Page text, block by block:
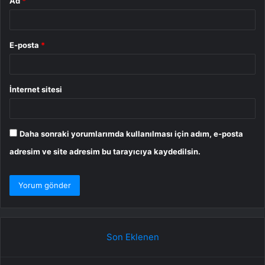
E-posta *
İnternet sitesi
Daha sonraki yorumlarımda kullanılması için adım, e-posta
adresim ve site adresim bu tarayıcıya kaydedilsin.
Son Eklenen